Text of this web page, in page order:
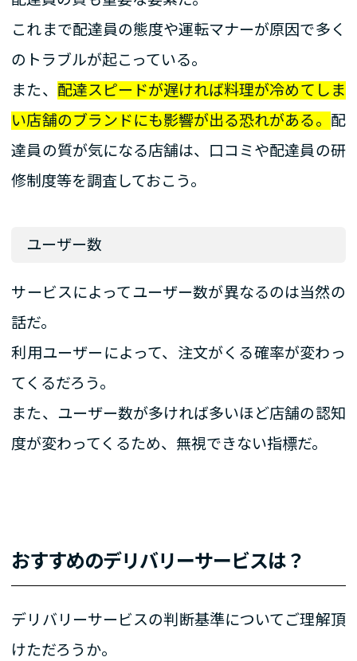
これまで配達員の態度や運転マナーが原因で多く
のトラブルが起こっている。
また、 配達スピードが遅ければ料理が冷めてしま
い店舗のブランドにも影響が出る恐れがある。 配
達員の質が気になる店舗は、口コミや配達員の研
修制度等を調査しておこう。
ユーザー数
サービスによってユーザー数が異なるのは当然の
話だ。
利用ユーザーによって、注文がくる確率が変わっ
てくるだろう。
また、ユーザー数が多ければ多いほど店舗の認知
度が変わってくるため、無視できない指標だ。
おすすめのデリバリーサービスは？
デリバリーサービスの判断基準についてご理解頂
けただろうか。